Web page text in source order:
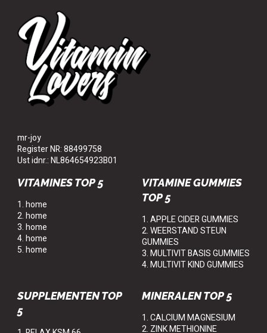
mr-joy
Register NR: 88499758
Ust idnr.: NL864654923B01
VITAMINES TOP 5
1. home
2. home
3. home
4. home
5. home
VITAMINE GUMMIES
TOP 5
1. APPLE CIDER GUMMIES
2. WEERSTAND STEUN
GUMMIES
3. MULTIVIT BASIS GUMMIES
4. MULTIVIT KIND GUMMIES
SUPPLEMENTEN TOP
5
MINERALEN TOP 5
1. CALCIUM MAGNESIUM
2. ZINK METHIONINE